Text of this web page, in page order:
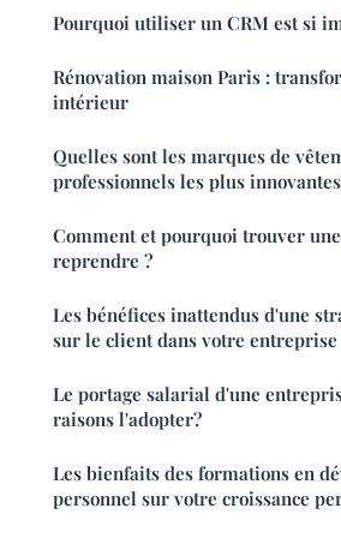
Pourquoi utiliser un CRM est si
Rénovation maison Paris :
intérieur
Quelles sont les marques de
professionnels les plus innovantes
Comment et pourquoi trouver
reprendre ?
Les bénéfices inattendus d'une
sur le client dans votre entreprise
Le portage salarial d'une
raisons l'adopter?
Les bienfaits des formations en
personnel sur votre croissance